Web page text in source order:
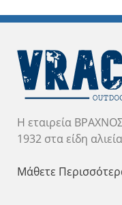
Η εταιρεία
1932 στα είδη
Μάθετε